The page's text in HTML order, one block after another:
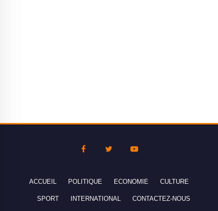
ACCUEIL POLITIQUE ECONOMIE CULTURE
SPORT INTERNATIONAL CONTACTEZ-NOUS